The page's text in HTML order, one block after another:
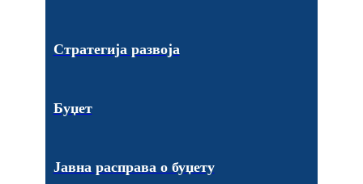
Стратегија развоја
Буџет
Јавна расправа о буџету